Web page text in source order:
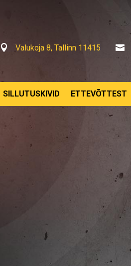
 Valukoja 8, Tallinn 11415 
SILLUTUSKIVID ETTEVÕTTEST